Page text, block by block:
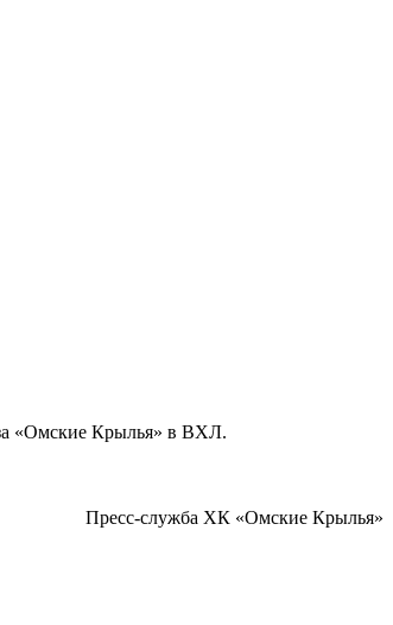
«Омские Крылья» в ВХЛ.
Пресс-служба ХК «Омские Крылья»